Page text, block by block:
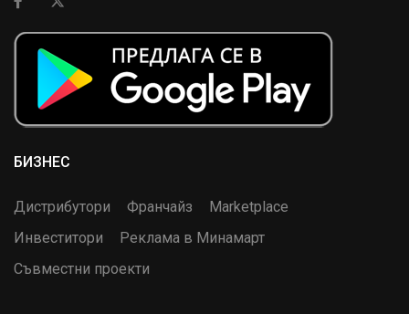
БИЗНЕС
Дистрибутори Франчайз
Marketplace
Инвеститори
Реклама в Минамарт
Съвместни проекти